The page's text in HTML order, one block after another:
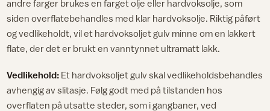
andre farger brukes en farget olje eller hardvoksolje, som
siden overflatebehandles med klar hardvoksolje. Riktig påført
og vedlikeholdt, vil et hardvoksoljet gulv minne om en lakkert
flate, der det er brukt en vanntynnet ultramatt lakk.
Vedlikehold: Et hardvoksoljet gulv skal vedlikeholdsbehandles
avhengig av slitasje. Følg godt med på tilstanden hos
overflaten på utsatte steder, som i gangbaner, ved